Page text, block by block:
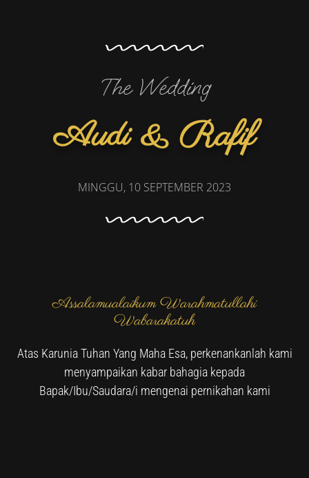
The Wedding
Audi & Rafif
MINGGU, 10 SEPTEMBER 2023
Assalamualaikum Warahmatullahi
Wabarakatuh
Atas Karunia Tuhan Yang Maha Esa, perkenankanlah kami
menyampaikan kabar bahagia kepada
Bapak/Ibu/Saudara/i mengenai pernikahan kami